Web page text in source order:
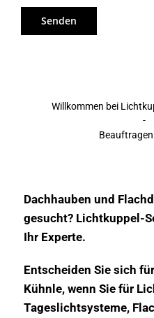
Willkommen bei
-
Beauftragen
Dachhauben und
gesucht? Lichtkuppel-
Ihr Experte.
Entscheiden Sie sich
Kühnle, wenn Sie für
Tageslichtsysteme,